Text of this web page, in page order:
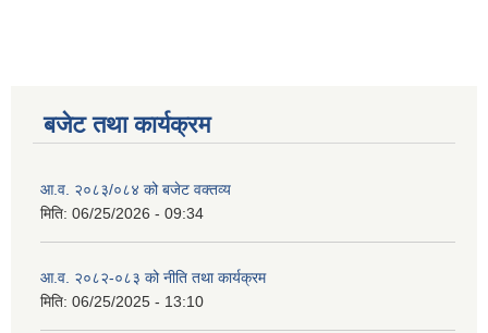
बजेट तथा कार्यक्रम
आ.व. २०८३/०८४ को बजेट वक्तव्य
मिति: 06/25/2026 - 09:34
आ.व. २०८२-०८३ को नीति तथा कार्यक्रम
मिति: 06/25/2025 - 13:10